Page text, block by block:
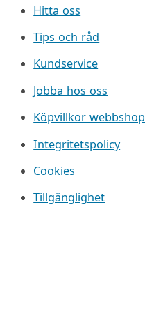
Hitta oss
Tips och råd
Kundservice
Jobba hos oss
Köpvillkor webbshop
Integritetspolicy
Cookies
Tillgänglighet